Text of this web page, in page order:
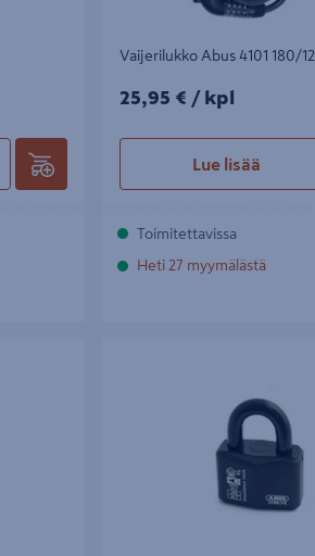
Vaijerilukko Abus 4101 180/12
25,95€/kpl
25,95 € / kpl
Lue lisää
Toimitettavissa
Heti 27 myymälästä